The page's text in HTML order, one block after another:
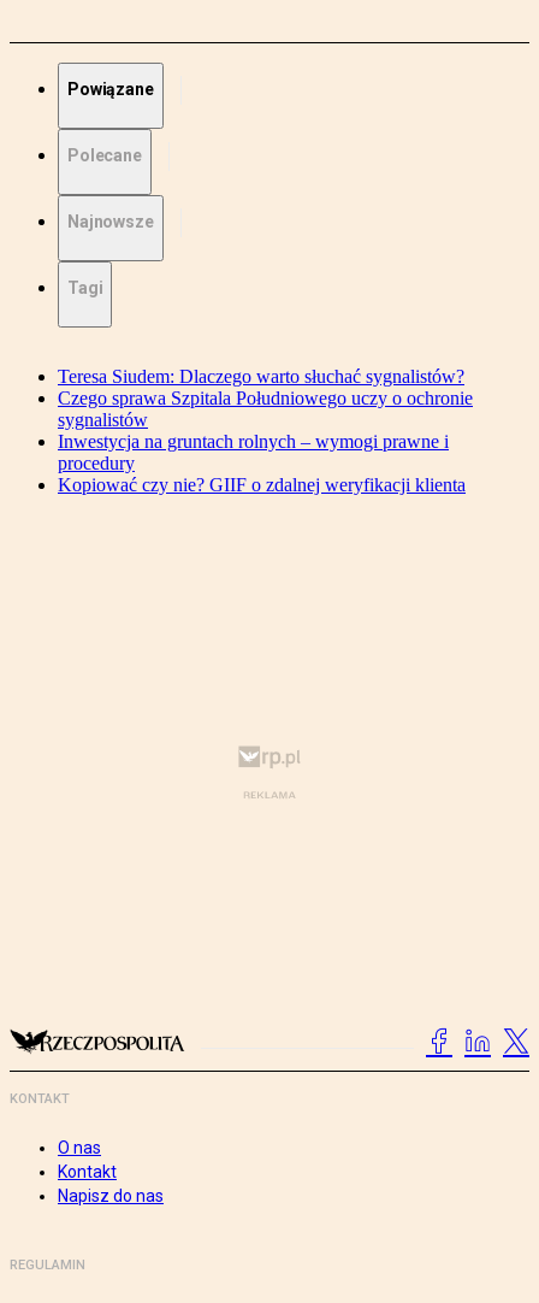
Powiązane
Polecane
Najnowsze
Tagi
Teresa Siudem: Dlaczego warto słuchać sygnalistów?
Czego sprawa Szpitala Południowego uczy o ochronie
sygnalistów
Inwestycja na gruntach rolnych – wymogi prawne i
procedury
Kopiować czy nie? GIIF o zdalnej weryfikacji klienta
KONTAKT
O nas
Kontakt
Napisz do nas
REGULAMIN